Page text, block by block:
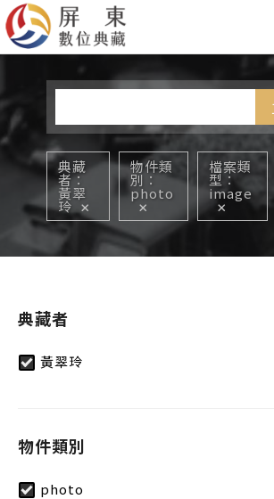
關於我們
Jump to Main content
您在這裡
典藏
者
黃翠
玲
物件類
別
photo
檔案類
型
image
典藏者
黃翠玲
物件類別
photo